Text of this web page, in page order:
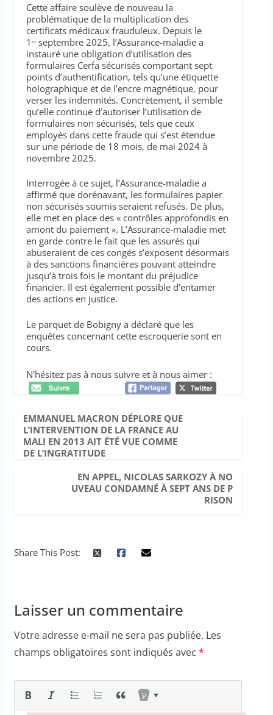
Cette affaire soulève de nouveau la
problématique de la multiplication des
certificats médicaux frauduleux. Depuis le
1ᵉʳ septembre 2025, l’Assurance-maladie a
instauré une obligation d’utilisation des
formulaires Cerfa sécurisés comportant sept
points d’authentification, tels qu’une étiquette
holographique et de l’encre magnétique, pour
verser les indemnités. Concrètement, il semble
qu’elle continue d’autoriser l’utilisation de
formulaires non sécurisés, tels que ceux
employés dans cette fraude qui s’est étendue
sur une période de 18 mois, de mai 2024 à
novembre 2025.
Interrogée à ce sujet, l’Assurance-maladie a
affirmé que dorénavant, les formulaires papier
non sécurisés soumis seraient refusés. De plus,
elle met en place des « contrôles approfondis en
amont du paiement ». L’Assurance-maladie met
en garde contre le fait que les assurés qui
abuseraient de ces congés s’exposent désormais
à des sanctions financières pouvant atteindre
jusqu’à trois fois le montant du préjudice
financier. Il est également possible d’entamer
des actions en justice.
Le parquet de Bobigny a déclaré que les
enquêtes concernant cette escroquerie sont en
cours.
N'hésitez pas à nous suivre et à nous aimer :
EMMANUEL MACRON DÉPLORE QUE
L’INTERVENTION DE LA FRANCE AU
MALI EN 2013 AIT ÉTÉ VUE COMME
DE L’INGRATITUDE
EN APPEL, NICOLAS SARKOZY À NO
UVEAU CONDAMNÉ À SEPT ANS DE P
RISON
Share This Post:
Laisser un commentaire
Votre adresse e-mail ne sera pas publiée. Les
champs obligatoires sont indiqués avec *